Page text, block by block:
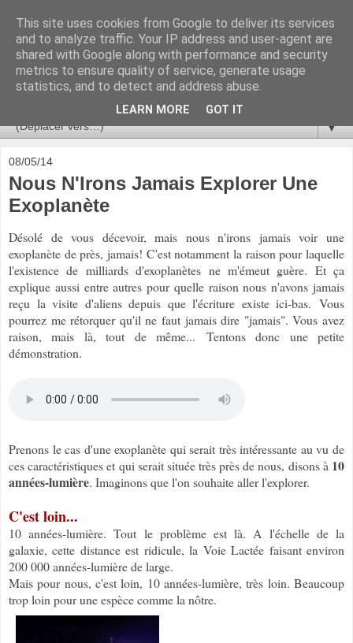
Ça se passe là haut
Astronomie, Astrophysique, Astroparticules, Cosmologie.
L'infini se contemple, indéfiniment. ISSN 2272-5768
▼
08/05/14
Nous N'Irons Jamais Explorer Une
Exoplanète
Désolé de vous décevoir, mais nous n'irons jamais voir une
exoplanète de près, jamais! C'est notamment la raison pour laquelle
l'existence de milliards d'exoplanètes ne m'émeut guère. Et ça
explique aussi entre autres pour quelle raison nous n'avons jamais
reçu la visite d'aliens depuis que l'écriture existe ici-bas. Vous
pourrez me rétorquer qu'il ne faut jamais dire "jamais". Vous avez
raison, mais là, tout de même...
Tentons donc une petite
démonstration.
Prenons le cas d'une exoplanète qui serait très intéressante au vu de
ces caractéristiques et qui serait située très près de nous, disons à 10
années-lumière. Imaginons que l'on souhaite aller l'explorer.
C'est loin...
10 années-lumière. Tout le problème est là. A l'échelle de la
galaxie, cette distance est ridicule, la Voie Lactée faisant environ
200 000 années-lumière de large.
Mais pour nous, c'est loin, 10 années-lumière, très loin. Beaucoup
trop loin pour une espèce comme la nôtre.
This site uses cookies from Google to deliver its services
and to analyze traffic. Your IP address and user-agent are
shared with Google along with performance and security
metrics to ensure quality of service, generate usage
statistics, and to detect and address abuse.
LEARN MORE GOT IT